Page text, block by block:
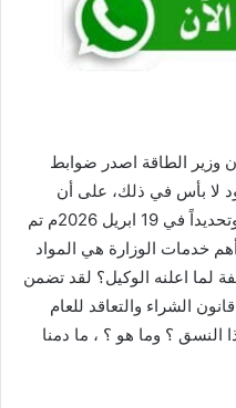
وزير الطاقة اصدر ضوابط
لا بأس في ذلك، على أن
نستحضر نقطتين: منذ اقل من شهر وتحديداً في 19 ابريل 2026م تم
خدمات الوزارة هي المواد
لما اعلنه الوكيل؟ لقد تضمن
الشراء والتعاقد للعام
النسق ؟ وما هو ؟ ، ما دمنا